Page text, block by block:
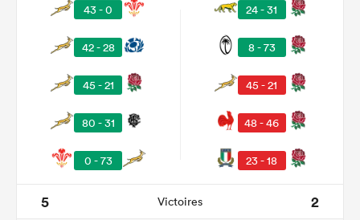
43 - 0
42 - 28
45 - 21
80 - 31
0 - 73
24 - 31
8 - 73
45 - 21
48 - 46
23 - 18
5 Victoires 2